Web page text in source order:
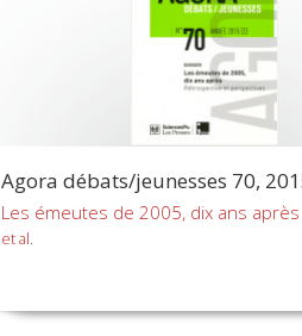
Agora débats/jeunesses 70,
Les émeutes de 2005, dix ans après
et al.